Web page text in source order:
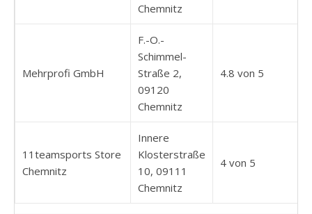
Chemnitz
Mehrprofi GmbH
F.-O.-
Schimmel-
Straße 2,
09120
Chemnitz
4.8 von 5
11teamsports Store
Chemnitz
Innere
Klosterstraße
10, 09111
Chemnitz
4 von 5